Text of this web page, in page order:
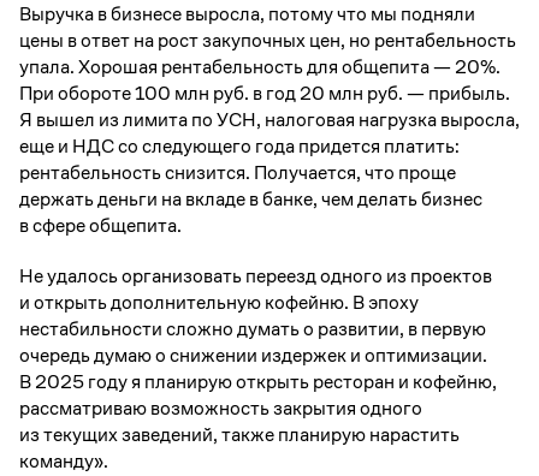
Выручка в бизнесе выросла, потому что мы подняли
цены в ответ на рост закупочных цен, но рентабельность
упала. Хорошая рентабельность для общепита — 20%.
При обороте 100 млн руб. в год 20 млн руб. — прибыль.
Я вышел из лимита по УСН, налоговая нагрузка выросла,
еще и НДС со следующего года придется платить:
рентабельность снизится. Получается, что проще
держать деньги на вкладе в банке, чем делать бизнес
в сфере общепита.
Не удалось организовать переезд одного из проектов
и открыть дополнительную кофейню. В эпоху
нестабильности сложно думать о развитии, в первую
очередь думаю о снижении издержек и оптимизации.
В 2025 году я планирую открыть ресторан и кофейню,
рассматриваю возможность закрытия одного
из текущих заведений, также планирую нарастить
команду».